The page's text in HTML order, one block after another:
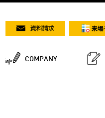
COMPANY